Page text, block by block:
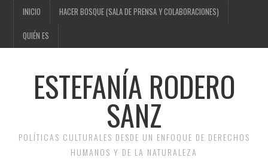
INICIO HACER BOSQUE (SALA DE PRENSA Y COLABORACIONES)
QUIÉN ES
ESTEFANÍA RODERO
SANZ
POLÍTICAS CULTURALES DESDE UN ENFOQUE DE DERECHOS
HUMANOS Y DE LA NATURALEZA